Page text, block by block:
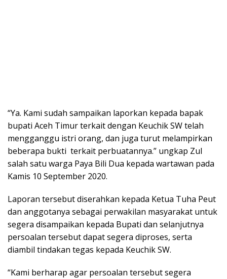
“Ya. Kami sudah sampaikan laporkan kepada bapak
bupati Aceh Timur terkait dengan Keuchik SW telah
mengganggu istri orang, dan juga turut melampirkan
beberapa bukti terkait perbuatannya.” ungkap Zul
salah satu warga Paya Bili Dua kepada wartawan pada
Kamis 10 September 2020.
Laporan tersebut diserahkan kepada Ketua Tuha Peut
dan anggotanya sebagai perwakilan masyarakat untuk
segera disampaikan kepada Bupati dan selanjutnya
persoalan tersebut dapat segera diproses, serta
diambil tindakan tegas kepada Keuchik SW.
“Kami berharap agar persoalan tersebut segera